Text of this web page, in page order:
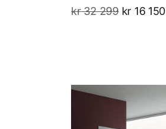
kr32 299 kr 16 150